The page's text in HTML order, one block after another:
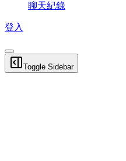
聊天紀錄
登入
Toggle Sidebar